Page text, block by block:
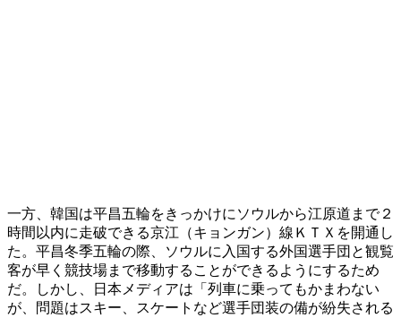
一方、韓国は平昌五輪をきっかけにソウルから江原道まで２
時間以内に走破できる京江（キョンガン）線ＫＴＸを開通し
た。平昌冬季五輪の際、ソウルに入国する外国選手団と観覧
客が早く競技場まで移動することができるようにするため
だ。しかし、日本メディアは「列車に乗ってもかまわない
が、問題はスキー、スケートなど選手団装の備が紛失される